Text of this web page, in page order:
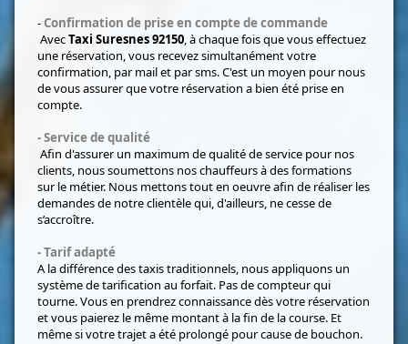
-Confirmation de prise en compte de commande
AvecTaxi Suresnes 92150, à chaque fois que vous effectuez
une réservation, vous recevez simultanément votre
confirmation, par mail et par sms. C'est un moyen pour nous
de vous assurer que votre réservation a bien été prise en
compte.
-Service de qualité
Afin d'assurer un maximum de qualité de service pour nos
clients, nous soumettons nos chauffeurs à des formations
sur le métier. Nous mettons tout en oeuvre afin de réaliser les
demandes de notre clientèle qui, d'ailleurs, ne cesse de
s’accroître.
-Tarif adapté
A la différence des taxis traditionnels, nous appliquons un
système de tarification au forfait. Pas de compteur qui
tourne. Vous en prendrez connaissance dès votre réservation
et vous paierez le même montant à la fin de la course. Et
même si votre trajet a été prolongé pour cause de bouchon.